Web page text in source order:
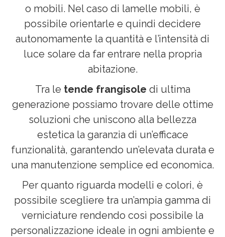
o mobili. Nel caso di lamelle mobili, è
possibile orientarle e quindi decidere
autonomamente la quantità e l’intensità di
luce solare da far entrare nella propria
abitazione.
Tra le tende frangisole di ultima
generazione possiamo trovare delle ottime
soluzioni che uniscono alla bellezza
estetica la garanzia di un’efficace
funzionalità, garantendo un’elevata durata e
una manutenzione semplice ed economica.
Per quanto riguarda modelli e colori, è
possibile scegliere tra un’ampia gamma di
verniciature rendendo così possibile la
personalizzazione ideale in ogni ambiente e